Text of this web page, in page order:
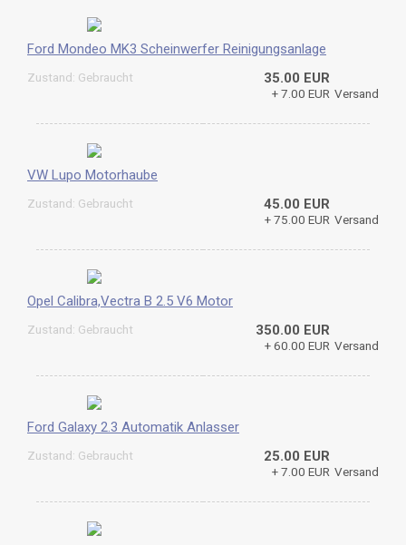
Ford Mondeo MK3 Scheinwerfer Reinigungsanlage
Zustand: Gebraucht 35.00 EUR
+ 7.00 EUR Versand
VW Lupo Motorhaube
Zustand: Gebraucht 45.00 EUR
+ 75.00 EUR Versand
Opel Calibra,Vectra B 2.5 V6 Motor
Zustand: Gebraucht 350.00 EUR
+ 60.00 EUR Versand
Ford Galaxy 2.3 Automatik Anlasser
Zustand: Gebraucht 25.00 EUR
+ 7.00 EUR Versand